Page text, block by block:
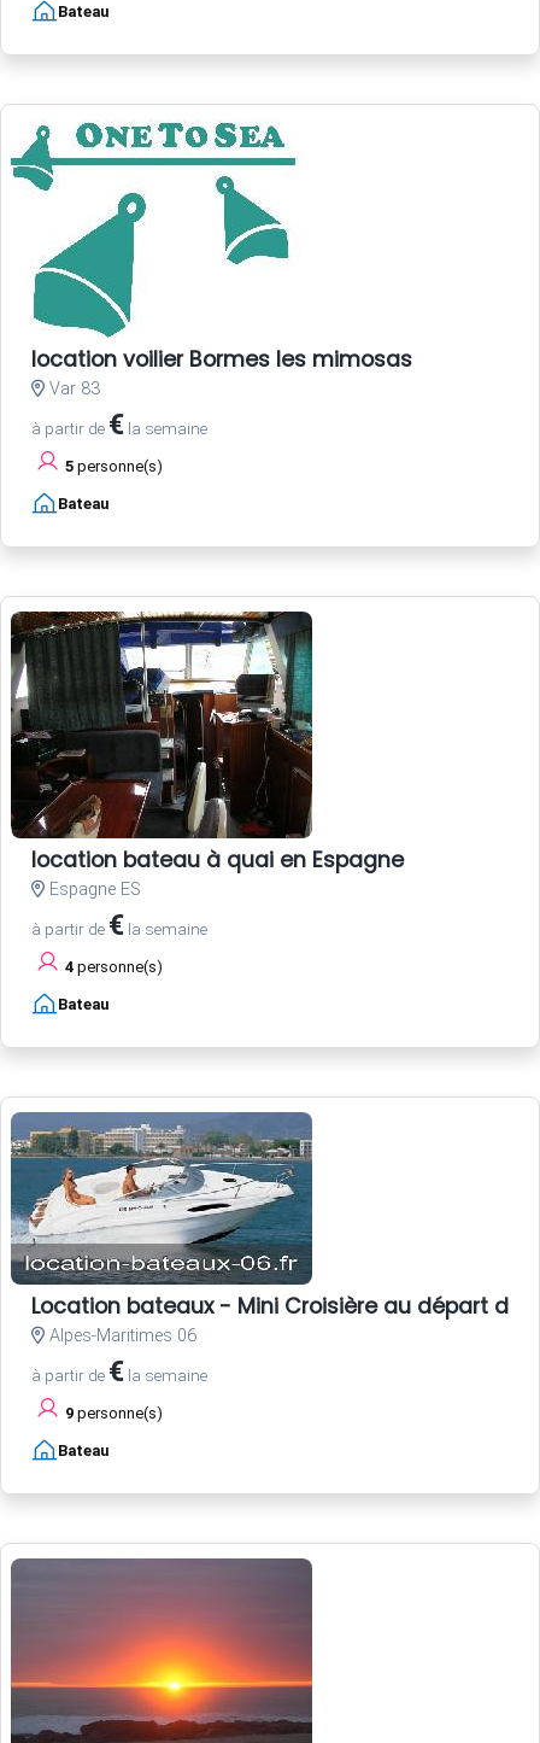
Bateau
location voilier Bormes les mimosas
Var 83
à partir de € la semaine
5 personne(s)
Bateau
location bateau à quai en Espagne
Espagne ES
à partir de € la semaine
4 personne(s)
Bateau
Location bateaux - Mini Croisière au départ de
Alpes-Maritimes 06
à partir de € la semaine
9 personne(s)
Bateau